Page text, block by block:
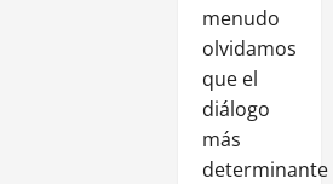
menudo
olvidamos
que el
diálogo
más
determinante